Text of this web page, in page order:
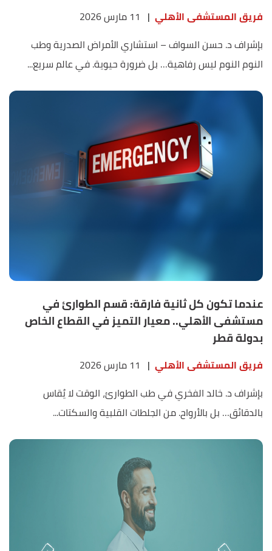
فريق المستشفى الأهلي | 11 مارس 2026
بإشراف د. حسن السواف – استشاري الأمراض الصدرية وطب
النوم النوم ليس رفاهية… بل ضرورة حيوية. في عالم سريع...
عندما تكون كل ثانية فارقة: قسم الطوارئ في
مستشفى الأهلي.. معيار التميز في القطاع الخاص
بدولة قطر
فريق المستشفى الأهلي | 11 مارس 2026
بإشراف د. خالد الفخري في طب الطوارئ، الوقت لا يُقاس
بالدقائق… بل بالأرواح. من الجلطات القلبية والسكتات...